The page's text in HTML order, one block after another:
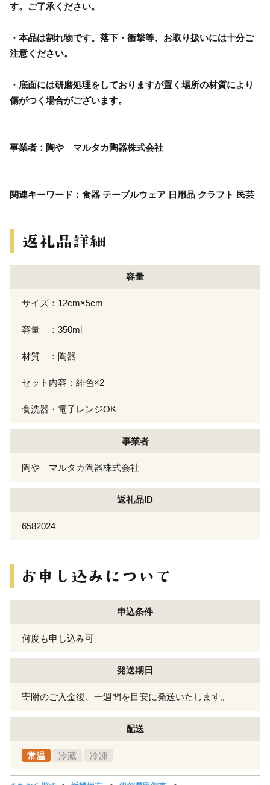
す。ご了承ください。
・本品は割れ物です。落下・衝撃等、お取り扱いには十分ご
注意ください。
・底面には研磨処理をしておりますが置く場所の材質により
傷がつく場合がございます。
事業者：陶や マルタカ陶器株式会社
関連キーワード：食器 テーブルウェア 日用品 クラフト 民芸
容量
サイズ：12cm×5cm
容量 ：350ml
材質 ：陶器
セット内容：緋色×2
食洗器・電子レンジOK
事業者
陶や マルタカ陶器株式会社
返礼品ID
6582024
申込条件
何度も申し込み可
発送期日
寄附のご入金後、一週間を目安に発送いたします。
配送
常温 冷蔵 冷凍